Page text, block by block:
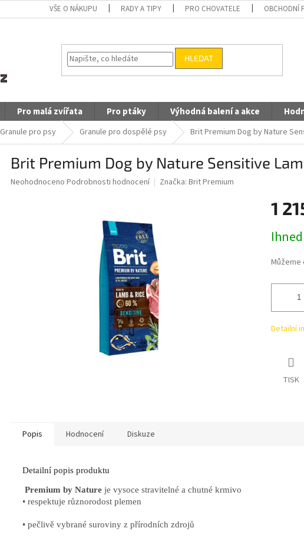
VŠE O NÁKUPU RADY A TIPY PRO CHOVATELE OBCHODNÍ
HLEDAT
Pro malá zvířata Pro ptáky Výhodná balení a akce
Granule pro psy Granule pro dospělé psy Brit Premium Dog by Nature
Brit Premium Dog by Nature Sensitive
Průměrné
Neohodnoceno Podrobnosti hodnocení Značka: Brit Premium
1
cena:
Můžeme
Detailní
TISK
Popis Hodnocení Diskuze
Detailní popis produktu
Premium by Nature je vysoce stravitelné a chutné krmivo
• respektuje různorodost plemen
• pečlivě vybrané suroviny z přírodních zdrojů